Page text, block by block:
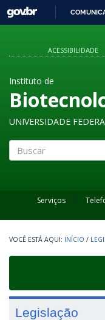
GOVBR
ACESSIBILIDADE
Instituto de
UNIVERSIDADE
Serviços
INÍCIO /
Legislação